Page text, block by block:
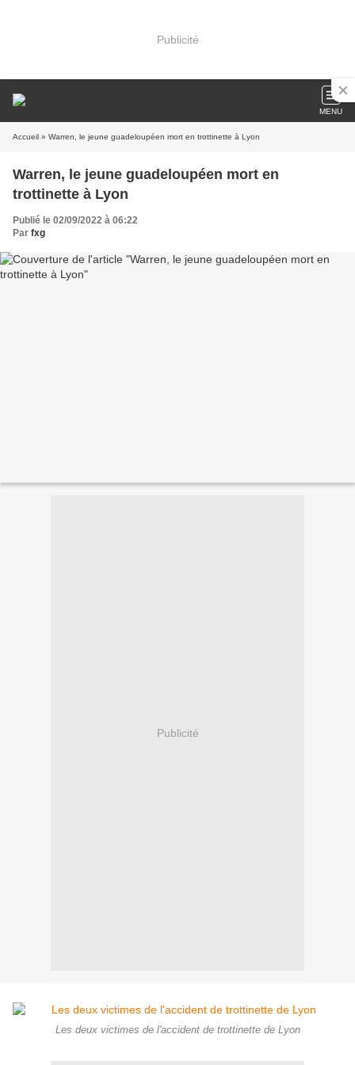
Publicité
MENU
Accueil » Warren, le jeune guadeloupéen mort en trottinette à Lyon
Warren, le jeune guadeloupéen mort en
trottinette à Lyon
Publié le 02/09/2022 à 06:22
Par fxg
Publicité
Les deux victimes de l'accident de trottinette de Lyon